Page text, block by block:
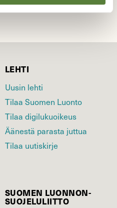
LEHTI
Uusin lehti
Tilaa Suomen Luonto
Tilaa digilukuoikeus
Äänestä parasta juttua
Tilaa uutiskirje
SUOMEN LUONNON­
SUOJELU­LIITTO